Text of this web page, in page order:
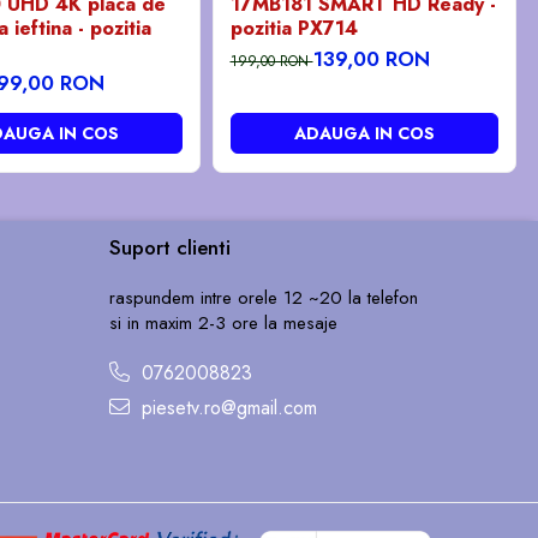
ieftina - pozitia
RON
IN COS
pozitia PX714
199,00 RON139,00 RON
ADAUGA IN COS
Suport clienti
raspundem intre orele 12 ~20 la telefon
si in maxim 2-3 ore la mesaje
0762008823
piesetv.ro@gmail.com